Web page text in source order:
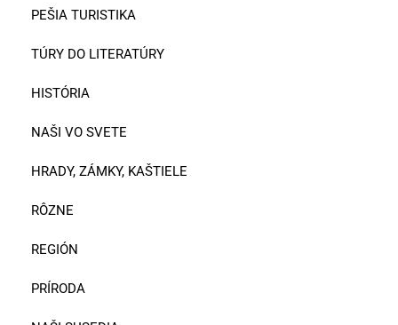
PEŠIA TURISTIKA
TÚRY DO LITERATÚRY
HISTÓRIA
NAŠI VO SVETE
HRADY, ZÁMKY, KAŠTIELE
RÔZNE
REGIÓN
PRÍRODA